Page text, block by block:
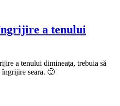
a tenului
seara. 🙂